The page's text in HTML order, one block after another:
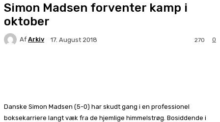
Simon Madsen forventer kamp i
oktober
Af Arkiv 17. August 2018 0
270
Danske Simon Madsen (5-0) har skudt gang i en professionel
boksekarriere langt væk fra de hjemlige himmelstrøg. Bosiddende i